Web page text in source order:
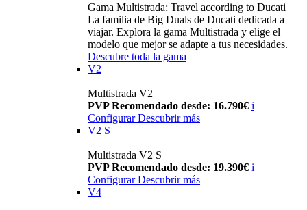
Gama Multistrada: Travel according to Ducati
La familia de Big Duals de Ducati dedicada a
viajar. Explora la gama Multistrada y elige el
modelo que mejor se adapte a tus necesidades.
Descubre toda la gama
V2
Multistrada V2
PVP Recomendado desde: 16.790€ i
Configurar Descubrir más
V2 S
Multistrada V2 S
PVP Recomendado desde: 19.390€ i
Configurar Descubrir más
V4